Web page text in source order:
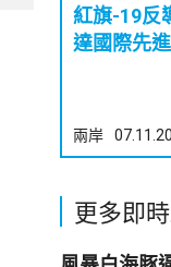
紅旗-19反導
達國際先
兩岸
更多即